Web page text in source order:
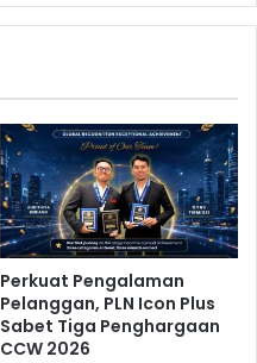
Perkuat Pengalaman
Pelanggan, PLN Icon Plus
Sabet Tiga Penghargaan
CCW 2026